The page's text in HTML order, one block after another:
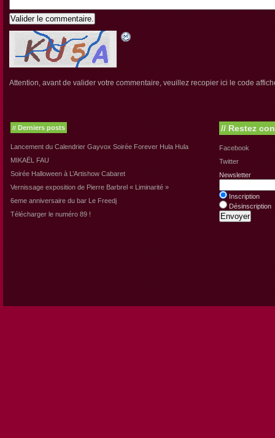
Valider le commentaire.
Attention, avant de valider votre commentaire, veuillez recopier ici le code
// Derniers posts
Lancement du Calendrier Gayvox Soirée Forever Hula Hula
MIKAËL FAU
Soirée Halloween à L’Artishow Cabaret
Vernissage exposition de Pierre Barbrel « Liminarité »
6eme anniversaire du bar Le Freedj
Télécharger le numéro 89 !
// Restez
Facebook
Twitter
Newsletter
Inscription
Désinscription